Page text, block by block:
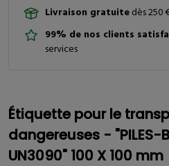
Étiquette pour le
dangereuses - "PILES-
UN3090" 100 X 100 mm
Livraison gratuitedès 250
99% de nos clients
services